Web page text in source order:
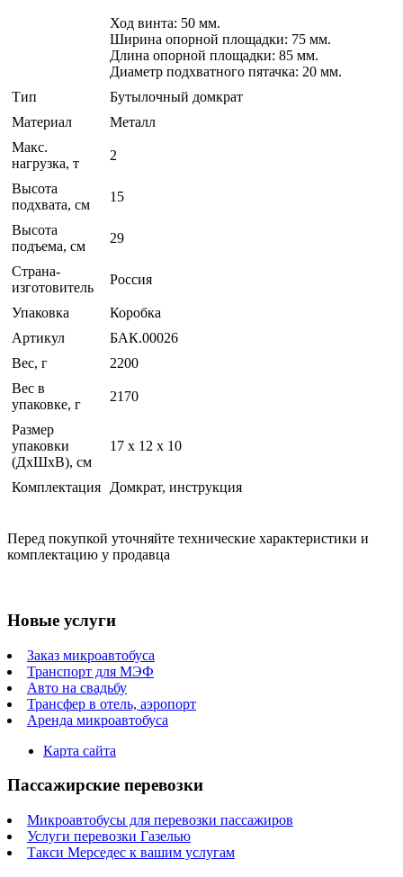
Ход винта: 50 мм.
Ширина опорной площадки: 75 мм.
Длина опорной площадки: 85 мм.
Диаметр подхватного пятачка: 20 мм.
Тип
Бутылочный домкрат
Материал
Металл
Макс.
нагрузка, т
2
Высота
подхвата, см
15
Высота
подъема, см
29
Страна-
изготовитель
Россия
Упаковка
Коробка
Артикул
БАК.00026
Вес, г
2200
Вес в
упаковке, г
2170
Размер
упаковки
(ДхШхВ), см
17 x 12 x 10
Комплектация Домкрат, инструкция
Перед покупкой уточняйте технические характеристики и
комплектацию у продавца
Новые услуги
Заказ микроавтобуса
Транспорт для МЭФ
Авто на свадьбу
Трансфер в отель, аэропорт
Аренда микроавтобуса
Карта сайта
Пассажирские перевозки
Микроавтобусы для перевозки пассажиров
Услуги перевозки Газелью
Такси Мерседес к вашим услугам